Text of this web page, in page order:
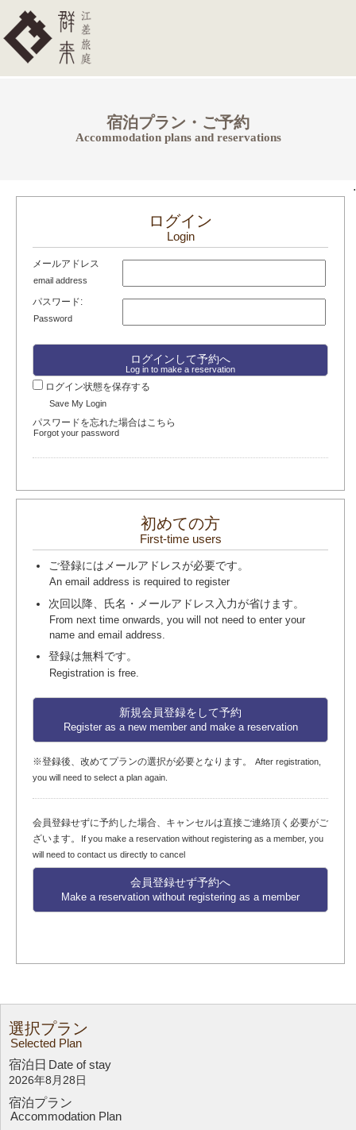
宿泊プラン・ご予約
Accommodation plans and reservations
ログイン
Login
メールアドレス
email address
パスワード:
Password
Log in to make a reservation
ログイン状態を保存する
Save My Login
パスワードを忘れた場合はこちら
Forgot your password
初めての方
First-time users
ご登録にはメールアドレスが必要です。
An email address is required to register
次回以降、氏名・メールアドレス入力が省けます。
From next time onwards, you will not need to enter your
name and email address.
登録は無料です。
Registration is free.
新規会員登録をして予約
Register as a new member and make a reservation
※登録後、改めてプランの選択が必要となります。
After registration,
you will need to select a plan again.
会員登録せずに予約した場合、キャンセルは直接ご連絡頂く必要がご
ざいます。
If you make a reservation without registering as a member, you
will need to contact us directly to cancel
会員登録せず予約へ
Make a reservation without registering as a member
.
選択プラン
Selected Plan
宿泊日 Date of stay
2026年8月28日
宿泊プラン
Accommodation Plan